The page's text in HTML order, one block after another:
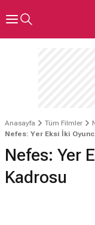
Anasayfa Tüm Filmler
Nefes: Yer Eksi İki
Nefes: Yer
Kadrosu